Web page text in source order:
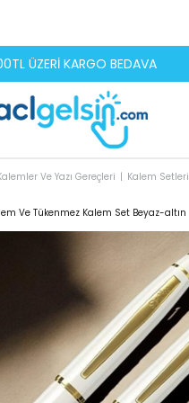
ÜZERİ KARGO BEDAVA
Ve Yazı Gereçleri Kalem Setleri
Ve Tükenmez Kalem Set Beyaz-altın